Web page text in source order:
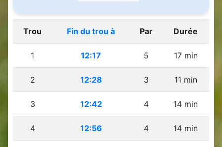
Trou Fin du trou à Par Durée
1 12:17 5 17 min
2 12:28 3 11 min
3 12:42 4 14 min
4 12:56 4 14 min